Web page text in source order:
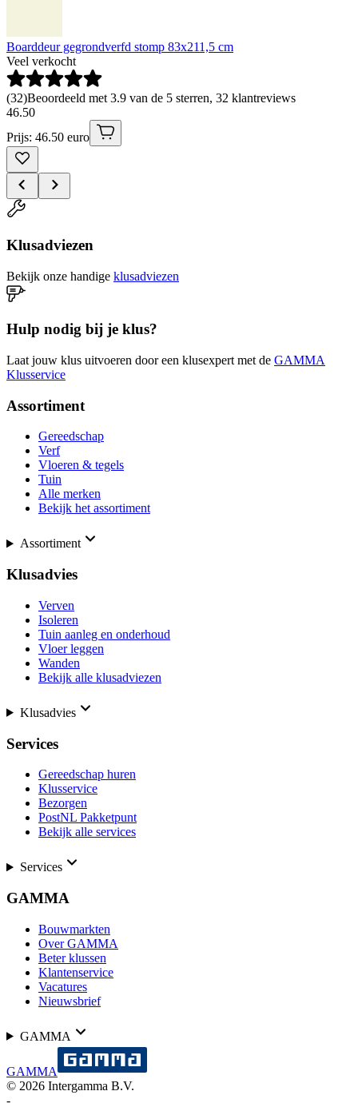
Boarddeur gegrondverfd stomp 83x211,5 cm
Veel verkocht
(32)Beoordeeld met 3.9 van de 5 sterren, 32 klantreviews
46.50
Prijs: 46.50 euro
Klusadviezen
Bekijk onze handige klusadviezen
Hulp nodig bij je klus?
Laat jouw klus uitvoeren door een klusexpert met de GAMMA
Klusservice
Assortiment
Gereedschap
Verf
Vloeren & tegels
Tuin
Alle merken
Bekijk het assortiment
Assortiment
Klusadvies
Verven
Isoleren
Tuin aanleg en onderhoud
Vloer leggen
Wanden
Bekijk alle klusadviezen
Klusadvies
Services
Gereedschap huren
Klusservice
Bezorgen
PostNL Pakketpunt
Bekijk alle services
Services
GAMMA
Bouwmarkten
Over GAMMA
Beter klussen
Klantenservice
Vacatures
Nieuwsbrief
GAMMA
GAMMA
© 2026 Intergamma B.V.
-